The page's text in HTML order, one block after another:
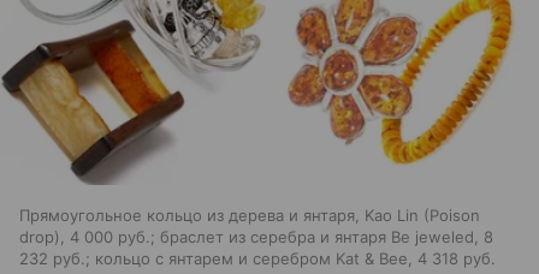
Прямоугольное кольцо из дерева и янтаря, Kao Lin (Poison
drop), 4 000 руб.; браслет из серебра и янтаря Be jeweled, 8
232 руб.; кольцо с янтарем и серебром Kat & Bee, 4 318 руб.